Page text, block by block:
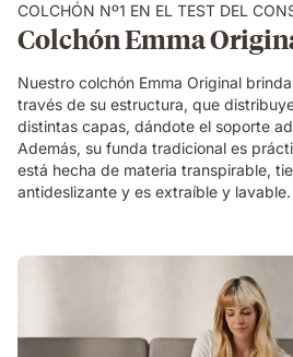
COLCHÓN Nº1 EN EL TEST DEL
Colchón Emma
Nuestro colchón Emma Original
través de su estructura, que
distintas capas, dándote el soporte
Además, su funda tradicional es
está hecha de materia transpirable,
antideslizante y es extraíble y lavable.
mujer